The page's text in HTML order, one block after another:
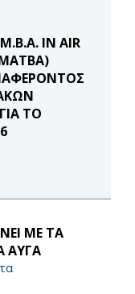
IN AIR
ΤΟ
ΜΕ ΤΑ
ΑΥΓΑ